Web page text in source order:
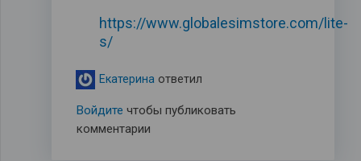
https://www.globalesimstore.com/lite-
s/
Екатерина ответил
Войдите чтобы публиковать
комментарии